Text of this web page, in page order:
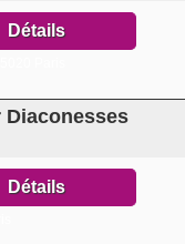
Détails
Détails